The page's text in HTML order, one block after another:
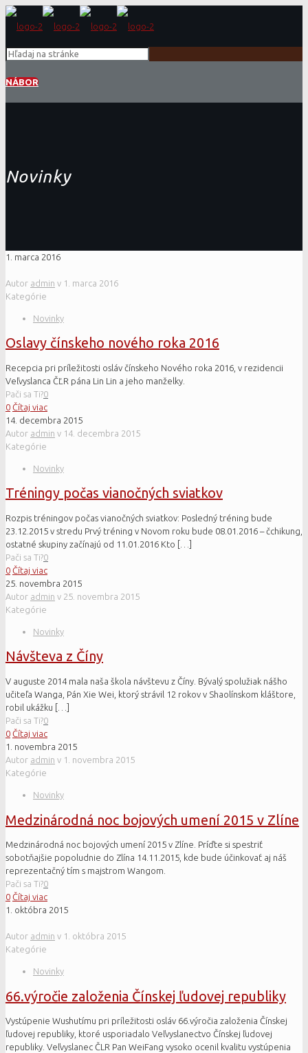
NÁBOR
Novinky
1. marca 2016
Autor admin v 1. marca 2016
Kategórie
Novinky
Oslavy čínskeho nového roka 2016
Recepcia pri príležitosti osláv čínskeho Nového roka 2016, v rezidencii
Veľvyslanca ČĽR pána Lin Lin a jeho manželky.
Pači sa Ti?0
0 Čítaj viac
14. decembra 2015
Autor admin v 14. decembra 2015
Kategórie
Novinky
Tréningy počas vianočných sviatkov
Rozpis tréningov počas vianočných sviatkov: Posledný tréning bude
23.12.2015 v stredu Prvý tréning v Novom roku bude 08.01.2016 – čchikung,
ostatné skupiny začínajú od 11.01.2016 Kto […]
Pači sa Ti?0
0 Čítaj viac
25. novembra 2015
Autor admin v 25. novembra 2015
Kategórie
Novinky
Návšteva z Číny
V auguste 2014 mala naša škola návštevu z Číny. Bývalý spolužiak nášho
učiteľa Wanga, Pán Xie Wei, ktorý strávil 12 rokov v Shaolínskom kláštore,
robil ukážku
Pači sa Ti?0
0 Čítaj viac
1. novembra 2015
Autor admin v 1. novembra 2015
Kategórie
Novinky
Medzinárodná noc bojových umení 2015 v Zlíne
Medzinárodná noc bojových umení 2015 v Zlíne. Príďte si spestriť
sobotňajšie popoludnie do Zlína 14.11.2015, kde bude účinkovať aj náš
reprezentačný tím s majstrom Wangom.
Pači sa Ti?0
0 Čítaj viac
1. októbra 2015
Autor admin v 1. októbra 2015
Kategórie
Novinky
66.výročie založenia Čínskej ľudovej republiky
Vystúpenie Wushutímu pri príležitosti osláv 66.výročia založenia Čínskej
ľudovej republiky, ktoré usporiadalo Veľvyslanectvo Čínskej ľudovej
republiky. Veľvyslanec ČLR Pan WeiFang vysoko ocenil kvalitu vystúpenia